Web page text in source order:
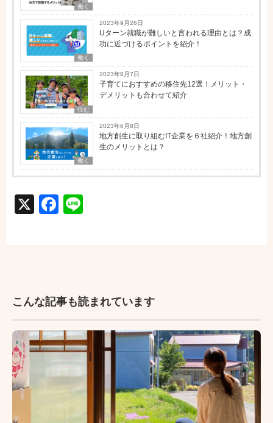
働く
働く
2023年9月26日
Uターン就職が難しいと言われる理由とは？成
功に近づけるポイントを紹介！
住む
2023年8月7日
子育てにおすすめの移住先12選！メリット・
デメリットも合わせて紹介
働く
2023年6月8日
地方創生に取り組むIT企業を６社紹介！地方創
生のメリットとは？
X Facebook
こんな記事も読まれています